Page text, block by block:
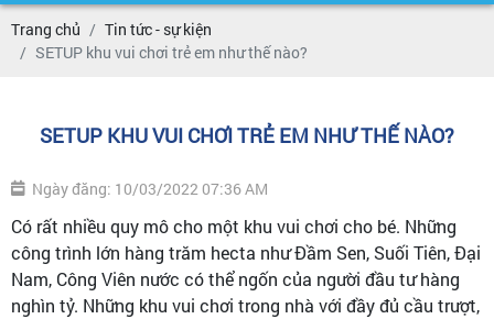
Trang chủ
Tin tức - sự kiện
SETUP khu vui chơi trẻ em như thế nào?
SETUP KHU VUI CHƠI TRẺ EM NHƯ THẾ NÀO?
Ngày đăng: 10/03/2022 07:36 AM
Có rất nhiều quy mô cho một khu vui chơi cho bé. Những
công trình lớn hàng trăm hecta như Đầm Sen, Suối Tiên, Đại
Nam, Công Viên nước có thể ngốn của người đầu tư hàng
nghìn tỷ. Những khu vui chơi trong nhà với đầy đủ cầu trượt,